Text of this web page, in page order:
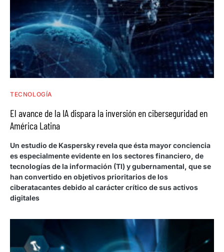
TECNOLOGÍA
El avance de la IA dispara la inversión en ciberseguridad en
América Latina
Un estudio de Kaspersky revela que ésta mayor conciencia
es especialmente evidente en los sectores financiero, de
tecnologías de la información (TI) y gubernamental, que se
han convertido en objetivos prioritarios de los
ciberatacantes debido al carácter crítico de sus activos
digitales